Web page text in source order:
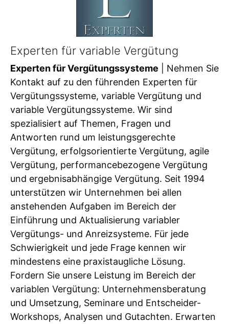
Experten für variable Vergütung
Experten für Vergütungssysteme | Nehmen Sie
Kontakt auf zu den führenden Experten für
Vergütungssysteme, variable Vergütung und
variable Vergütungssysteme. Wir sind
spezialisiert auf Themen, Fragen und
Antworten rund um leistungsgerechte
Vergütung, erfolgsorientierte Vergütung, agile
Vergütung, performancebezogene Vergütung
und ergebnisabhängige Vergütung. Seit 1994
unterstützen wir Unternehmen bei allen
anstehenden Aufgaben im Bereich der
Einführung und Aktualisierung variabler
Vergütungs- und Anreizsysteme. Für jede
Schwierigkeit und jede Frage kennen wir
mindestens eine praxistaugliche Lösung.
Fordern Sie unsere Leistung im Bereich der
variablen Vergütung: Unternehmensberatung
und Umsetzung, Seminare und Entscheider-
Workshops, Analysen und Gutachten. Erwarten